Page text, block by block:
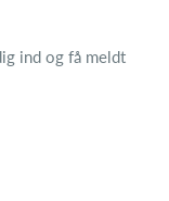
ind og få meldt